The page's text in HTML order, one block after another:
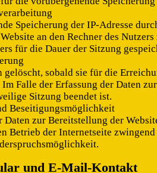
Speicherung der IP-Adresse
an den Rechner des
für die Dauer der Sitzung
gelöscht, sobald sie für die
Falle der Erfassung der Daten
Sitzung beendet ist.
Beseitigungsmöglichkeit
Daten zur Bereitstellung der
Betrieb der Internetseite
und E-Mail-Kontakt